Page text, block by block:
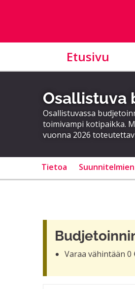
Etusivu
Osallistuva
Osallistuvassa
toimivampi kotipaikka.
vuonna 2026
Tietoa
Varaa vähintään